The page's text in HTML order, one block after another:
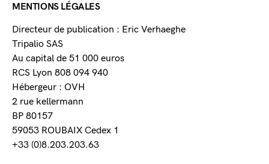
MENTIONS LÉGALES
Directeur de publication : Eric Verhaeghe
Tripalio SAS
Au capital de 51 000 euros
RCS Lyon 808 094 940
Hébergeur : OVH
2 rue kellermann
BP 80157
59053 ROUBAIX Cedex 1
+33 (0)8.203.203.63